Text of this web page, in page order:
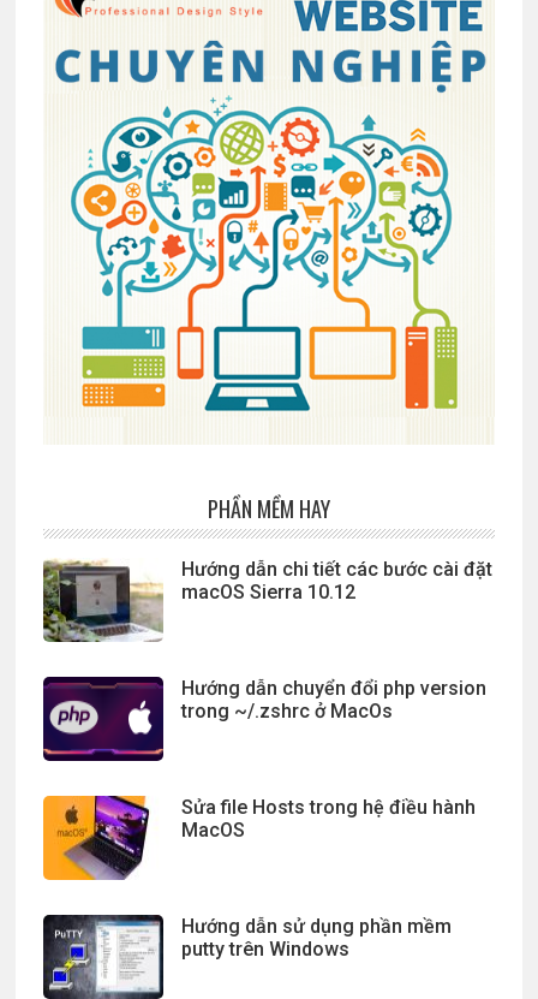
PHẦN MỀM HAY
Hướng dẫn chi tiết các bước cài đặt
macOS Sierra 10.12
Hướng dẫn chuyển đổi php version
trong ~/.zshrc ở MacOs
Sửa file Hosts trong hệ điều hành
MacOS
Hướng dẫn sử dụng phần mềm
putty trên Windows